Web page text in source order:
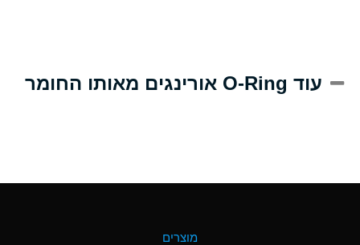
(Aqueous) עוד O-Ring אורינגים מאותו החומר
מוצרים